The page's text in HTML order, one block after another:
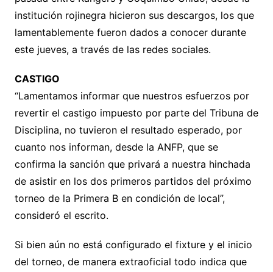
institución rojinegra hicieron sus descargos, los que
lamentablemente fueron dados a conocer durante
este jueves, a través de las redes sociales.
CASTIGO
“Lamentamos informar que nuestros esfuerzos por
revertir el castigo impuesto por parte del Tribuna de
Disciplina, no tuvieron el resultado esperado, por
cuanto nos informan, desde la ANFP, que se
confirma la sanción que privará a nuestra hinchada
de asistir en los dos primeros partidos del próximo
torneo de la Primera B en condición de local”,
consideró el escrito.
Si bien aún no está configurado el fixture y el inicio
del torneo, de manera extraoficial todo indica que